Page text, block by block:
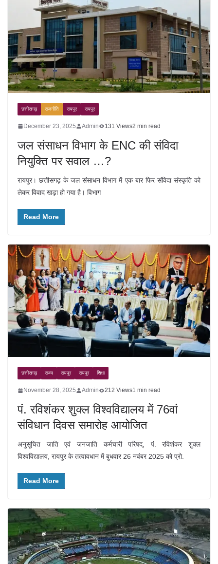
छत्तीसगढ़ राजनीति रायपुर रायपुर
December 23, 2025 Admin 131 Views2 min read
जल संसाधन विभाग के ENC की संविदा
नियुक्ति पर सवाल …?
रायपुर। छत्तीसगढ़ के जल संसाधन विभाग में एक बार फिर संविदा संस्कृति को
लेकर विवाद खड़ा हो गया है। विभाग
Read More
छत्तीसगढ़ राज्य रायपुर रायपुर शिक्षा
November 28, 2025 Admin 212 Views1 min read
पं. रविशंकर शुक्ल विश्वविद्यालय में 76वां
संविधान दिवस समारोह आयोजित
अनुसूचित जाति एवं जनजाति कर्मचारी परिषद्, पं. रविशंकर शुक्ल
विश्वविद्यालय, रायपुर के तत्वावधान में बुधवार 26 नवंबर 2025 को प्रो.
Read More